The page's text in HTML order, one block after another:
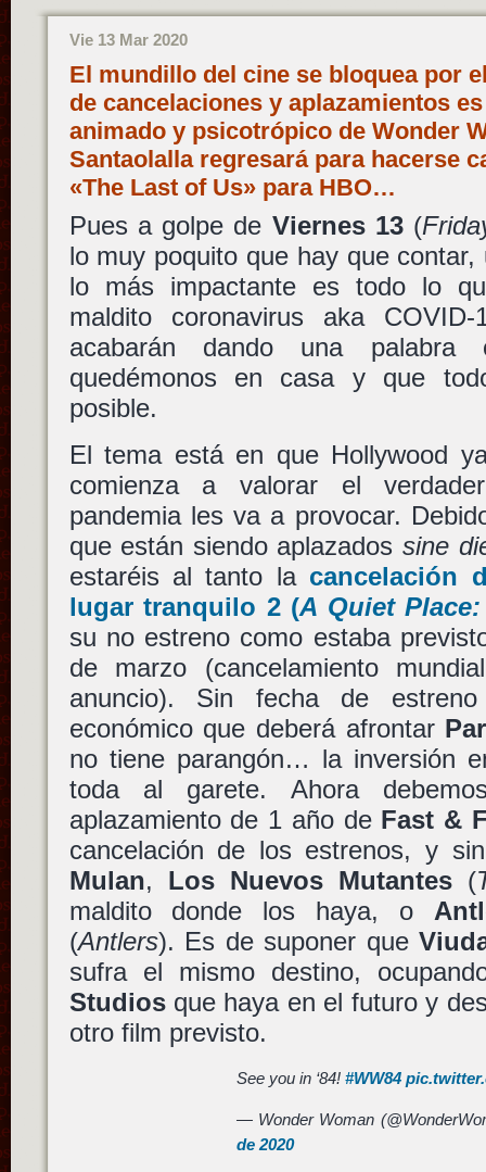
Vie 13 Mar 2020
El mundillo del cine se bloquea por
de cancelaciones y aplazamientos
animado y psicotrópico de Wonder
Santaolalla regresará para hacerse
«The Last of Us» para HBO…
Pues a golpe de Viernes 13 (
lo muy poquito que hay que
lo más impactante es todo lo
maldito coronavirus aka
acabarán dando una
quedémonos en casa y que
posible.
El tema está en que Hollywood
comienza a valorar el
pandemia les va a provocar.
que están siendo aplazadossine
estaréis al tanto la cancelación
lugar tranquilo 2(A Quiet
su no estreno como estaba
de marzo (cancelamiento
anuncio). Sin fecha de
económico que deberá afrontar
no tiene parangón… la inversión
toda al garete. Ahora
aplazamiento de 1 año de Fast &
cancelación de los estrenos, y
Mulan, Los Nuevos Mutantes (
maldito donde los haya, o
(Antlers). Es de suponer que
sufra el mismo destino,
Studiosque haya en el futuro y
otro film previsto.
See you in ‘84!#WW84
— Wonder Woman
de 2020